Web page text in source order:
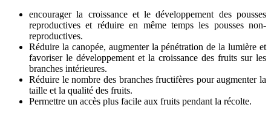
encourager la croissance et le développement des pousses
reproductives et réduire en même temps les pousses non-
reproductives.
Réduire la canopée, augmenter la pénétration de la lumière et
favoriser le développement et la croissance des fruits sur les
branches intérieures.
Réduire le nombre des branches fructifères pour augmenter la
taille et la qualité des fruits.
Permettre un accès plus facile aux fruits pendant la récolte.